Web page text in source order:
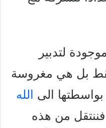
لتدبير
فقط بل هي مغروسة
الى
الله
فننتقل من هذه